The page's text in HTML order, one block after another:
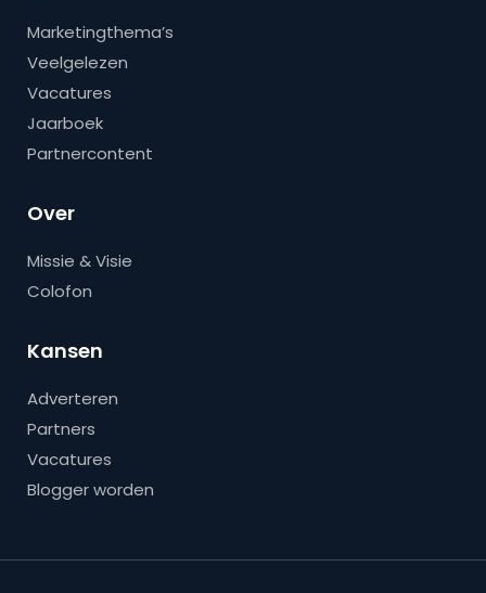
Marketingthema’s
Veelgelezen
Vacatures
Jaarboek
Partnercontent
Over
Missie & Visie
Colofon
Kansen
Adverteren
Partners
Vacatures
Blogger worden